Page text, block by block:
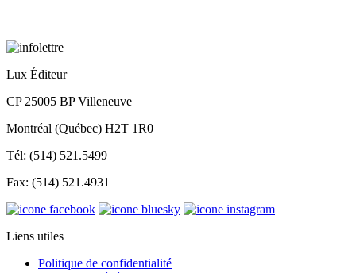
Lux Éditeur
CP 25005 BP Villeneuve
Montréal (Québec) H2T 1R0
Tél: (514) 521.5499
Fax: (514) 521.4931
Liens utiles
Politique de confidentialité